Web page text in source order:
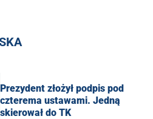
Prezydent złożył podpis pod
czterema ustawami. Jedną
skierował do TK